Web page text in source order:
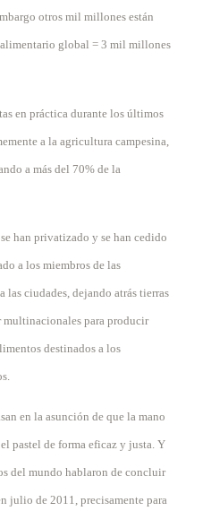
otros mil millones están
alimentario global = 3 mil millones
en práctica durante los últimos
a la agricultura campesina,
a más del 70% de la
han privatizado y se han cedido
a los miembros de las
las ciudades, dejando atrás tierras
multinacionales para producir
destinados a los
en la asunción de que la mano
pastel de forma eficaz y justa. Y
del mundo hablaron de concluir
julio de 2011, precisamente para